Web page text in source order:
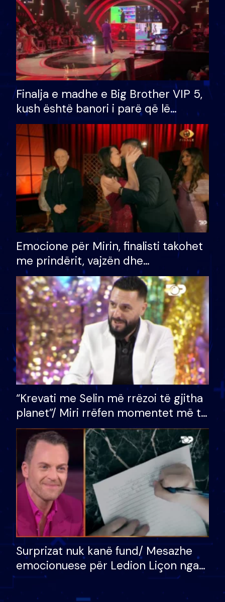
Finalja e madhe e Big Brother VIP 5,
kush është banori i parë që lë
shtëpinë dhe humb mundësinë për
të fituar çmimin e madh
Emocione për Mirin, finalisti takohet
me prindërit, vajzën dhe
bashkëshorten: S’kemi ndonjë letër
divorci apo jo?
“Krevati me Selin më rrëzoi të gjitha
planet”/ Miri rrëfen momentet më të
bukura në shtëpinë e BB VIP: Do më
mungojë zilja e mëngjesit kur…
Surprizat nuk kanë fund/ Mesazhe
emocionuese për Ledion Liçon nga
nëna dhe fëmijët e tij, moderatori
nuk i mban dot lotët: Nuk meritoj…